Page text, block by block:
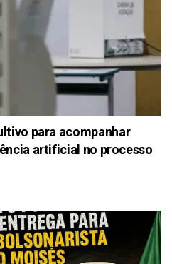
para acompanhar
artificial no processo